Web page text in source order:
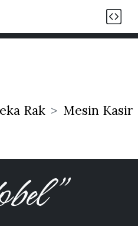
Rak
Mesin Kasir